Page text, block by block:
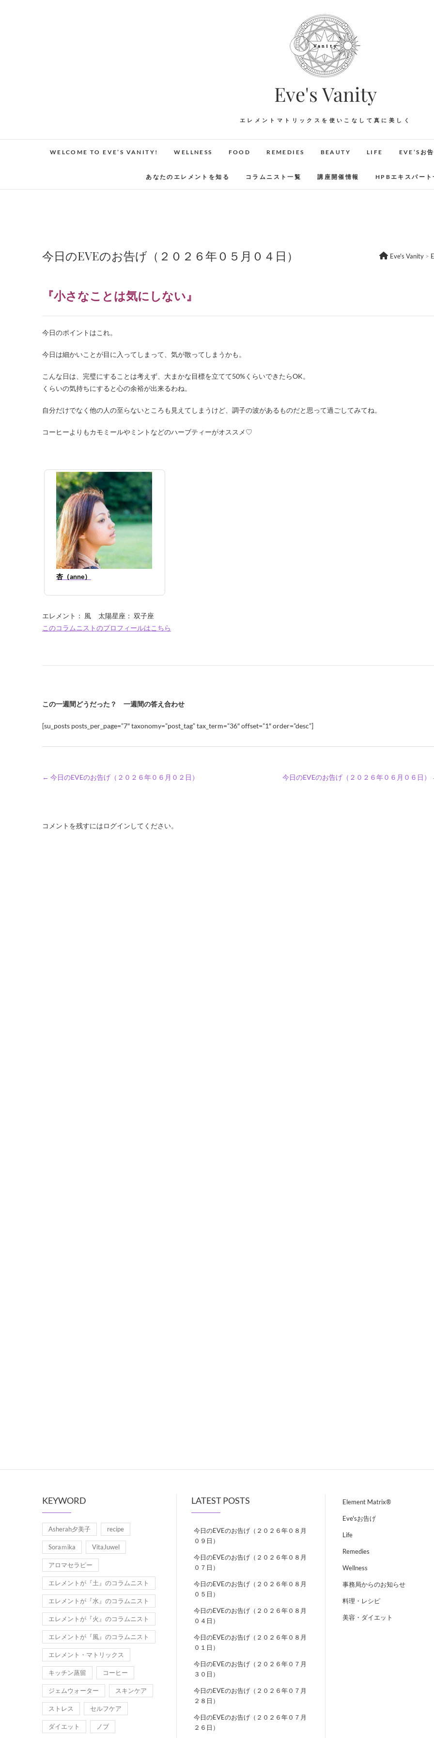
Eve's Vanity
エレメントマトリックスを使いこなして真に美しく
WELCOME TO EVE’S VANITY! WELLNESS FOOD REMEDIES BEAUTY LIFE EVE’Sお
あなたのエレメントを知る コラムニスト一覧 講座開催情報 HPBエキスパート
今日のEVEのお告げ（２０２６年０５月０４日） Eve's Vanity >
『小さなことは気にしない』
今日のポイントはこれ。
今日は細かいことが目に入ってしまって、気が散ってしまうかも。
こんな日は、完璧にすることは考えず、大まかな目標を立てて50%くらいできたらOK。
くらいの気持ちにすると心の余裕が出来るわね。
自分だけでなく他の人の至らないところも見えてしまうけど、調子の波があるものだと思って過ごしてみてね。
コーヒーよりもカモミールやミントなどのハーブティーがオススメ♡
杏（anne）
エレメント： 風 太陽星座： 双子座
このコラムニストのプロフィールはこちら
この一週間どうだった？ 一週間の答え合わせ
[su_posts posts_per_page=”7″ taxonomy=”post_tag” tax_term=”36″ offset=”1″ order=”desc”]
← 今日のEVEのお告げ（２０２６年０６月０２日） 今日のEVEのお告げ（２０２６年０６月０６日）
コメントを残すにはログインしてください。
KEYWORD
Asherah夕美子 recipe
Soraｍika VitaJuwel
アロマセラピー
エレメントが『土』のコラムニスト
エレメントが『水』のコラムニスト
エレメントが『火』のコラムニスト
エレメントが『風』のコラムニスト
エレメント・マトリックス
キッチン蒸留 コーヒー
ジェムウォーター スキンケア
ストレス セルフケア
ダイエット ノブ
LATEST POSTS
今日のEVEのお告げ（２０２６年０８月
０９日）
今日のEVEのお告げ（２０２６年０８月
０７日）
今日のEVEのお告げ（２０２６年０８月
０５日）
今日のEVEのお告げ（２０２６年０８月
０４日）
今日のEVEのお告げ（２０２６年０８月
０１日）
今日のEVEのお告げ（２０２６年０７月
３０日）
今日のEVEのお告げ（２０２６年０７月
２８日）
今日のEVEのお告げ（２０２６年０７月
２６日）
Element Matrix®
Eve'sお告げ
Life
Remedies
Wellness
事務局からのお知らせ
料理・レシピ
美容・ダイエット